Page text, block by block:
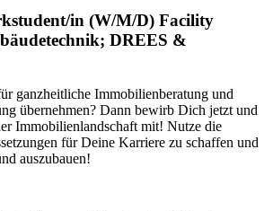
in (W/M/D) Facility
DREES &
ganzheitliche Immobilienberatung und
übernehmen? Dann bewirb Dich jetzt und
Immobilienlandschaft mit! Nutze die
für Deine Karriere zu schaffen und
auszubauen!